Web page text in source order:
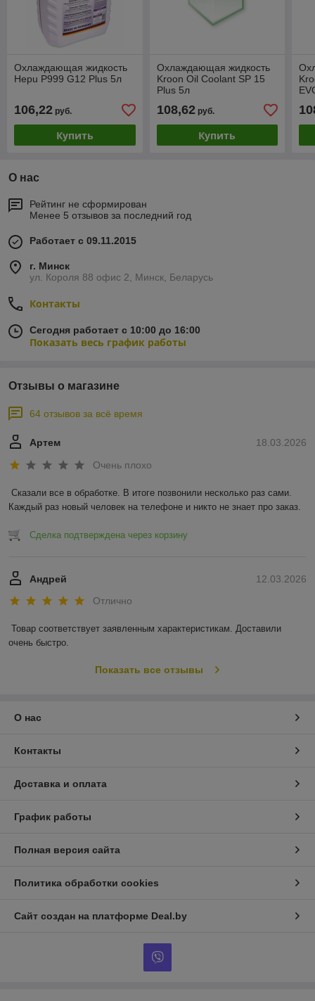
Охлаждающая жидкость
Hepu P999 G12 Plus 5л
106,22 руб.
Купить
Охлаждающая жидкость
Kroon Oil Coolant SP 15
Plus 5л
108,62руб.
Купить
О нас
Рейтинг не сформирован
Менее 5 отзывов за последний год
Работает с 09.11.2015
г. Минск
ул. Короля 88 офис 2, Минск, Беларусь
Контакты
Сегодня работает с 10:00 до 16:00
Показать весь график работы
Отзывы о магазине
64 отзывов за всё время
18.03.2026
Артем
Очень плохо
Сказали все в обработке. В итоге позвонили несколько раз сами.
Каждый раз новый человек на телефоне и никто не знает про заказ.
Сделка подтверждена через корзину
12.03.2026
Андрей
Отлично
Товар соответствует заявленным характеристикам. Доставили
очень быстро.
Показать все отзывы
О нас
Контакты
Доставка и оплата
График работы
Полная версия сайта
Политика обработки cookies
Сайт создан на платформе Deal.by